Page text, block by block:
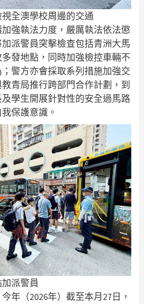
全澳學校周邊的交通
強執法力度，嚴厲執法依法懲
派警員突擊檢查包括青洲大馬
發地點，同時加強檢控車輛不
警方亦會採取系列措施加強交
青局推行跨部門合作計劃，到
學生開展針對性的安全過馬路
保護意識。
派警員
年（2026年）截至本月27日，